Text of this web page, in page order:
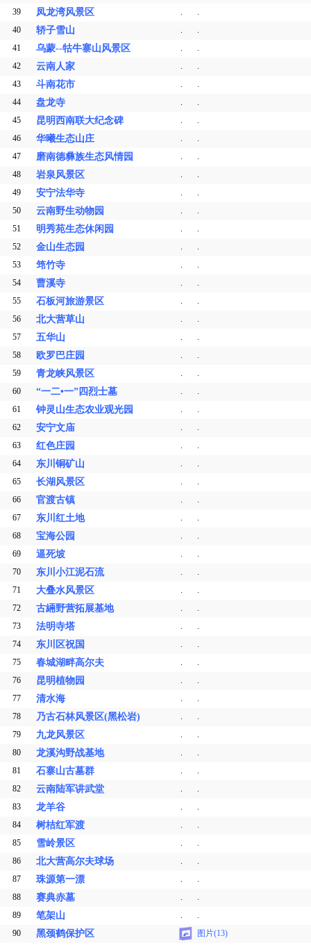
39
凤龙湾风景区 .
.
40
轿子雪山 .
.
41
乌蒙--牯牛寨山风景区 .
.
42
云南人家 .
.
43
斗南花市 .
.
44
盘龙寺 .
.
45
昆明西南联大纪念碑 .
.
46
华曦生态山庄 .
.
47
磨南德彝族生态风情园 .
.
48
岩泉风景区 .
.
49
安宁法华寺 .
.
50
云南野生动物园 .
.
51
明秀苑生态休闲园 .
.
52
金山生态园 .
.
53
筇竹寺 .
.
54
曹溪寺 .
.
55
石板河旅游景区 .
.
56
北大营草山 .
.
57
五华山 .
.
58
欧罗巴庄园 .
.
59
青龙峡风景区 .
.
60
“一二•一”四烈士墓 .
.
61
钟灵山生态农业观光园 .
.
62
安宁文庙 .
.
63
红色庄园 .
.
64
东川铜矿山 .
.
65
长湖风景区 .
.
66
官渡古镇 .
.
67
东川红土地 .
.
68
宝海公园 .
.
69
逼死坡 .
.
70
东川小江泥石流 .
.
71
大叠水风景区 .
.
72
古緉野营拓展基地 .
.
73
法明寺塔 .
.
74
东川区祝国 .
.
75
春城湖畔高尔夫 .
.
76
昆明植物园 .
.
77
清水海 .
.
78
乃古石林风景区(黑松岩) .
.
79
九龙风景区 .
.
80
龙溪沟野战基地 .
.
81
石寨山古墓群 .
.
82
云南陆军讲武堂 .
.
83
龙羊谷 .
.
84
树桔红军渡 .
.
85
雪岭景区 .
.
86
北大营高尔夫球场 .
.
87
珠源第一漂 .
.
88
赛典赤墓 .
.
89
笔架山 .
.
90
黑颈鹤保护区 图片(13)